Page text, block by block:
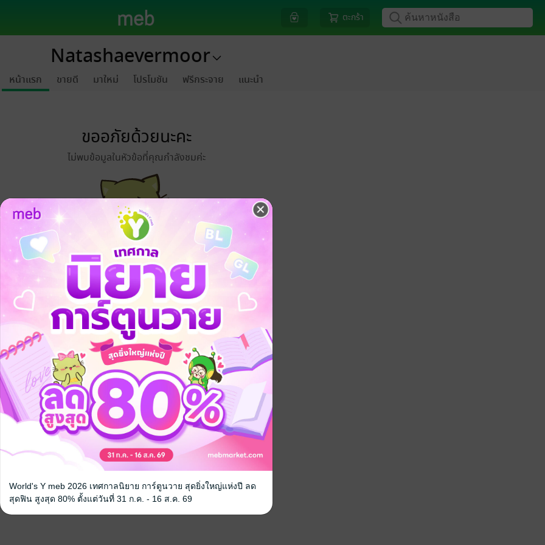
ตะกร้า
Natashaevermoor
หน้าแรก ขายดี มาใหม่ โปรโมชัน ฟรีกระจาย แนะนำ
ขออภัยด้วยนะคะ
ไม่พบข้อมูลในหัวข้อที่คุณกำลังชมค่ะ
World's Y meb 2026 เทศกาลนิยาย การ์ตูนวาย สุดยิ่งใหญ่แห่งปี ลด
สุดฟิน สูงสุด 80% ตั้งแต่วันที่ 31 ก.ค. - 16 ส.ค. 69